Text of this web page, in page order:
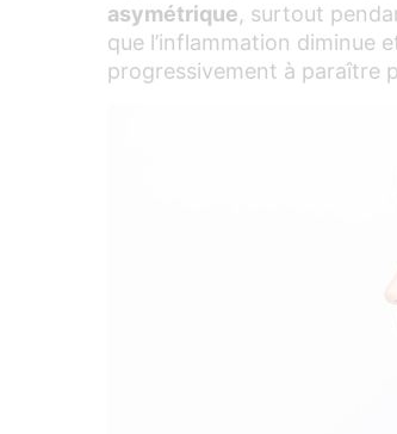
asymétrique, surtout
que l’inflammation diminue
progressivement à paraître